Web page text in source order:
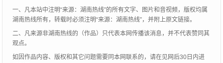
一、凡本站中注明“来源：湖南热线”的所有文字、图片和音视频，版权均属
湖南热线所有，转载时必须注明“来源：湖南热线”，并附上原文链接。
二、凡来源非湖南热线的（作品）只代表本网传播该消息，并不代表赞同其
观点。
如因作品内容、版权和其它问题需要同本网联系的，请在见网后30日内进